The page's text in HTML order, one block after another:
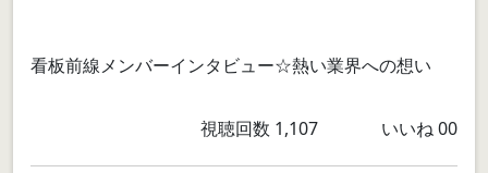
看板前線メンバーインタビュー☆熱い業界への想い
視聴回数 1,107 いいね00